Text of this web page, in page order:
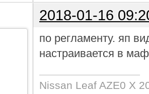
2018-01-16
по регламенту. яп
настраивается в
Nissan Leaf AZE0 X